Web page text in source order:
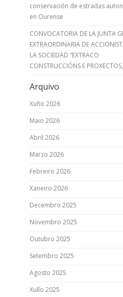
conservación de estradas
en Ourense
CONVOCATORIA DE LA JUNTA
EXTRAORDINARIA DE
LA SOCIEDAD “EXTRACO
CONSTRUCCIÓNS E
Arquivo
Xuño 2026
Maio 2026
Abril 2026
Marzo 2026
Febreiro 2026
Xaneiro 2026
Decembro 2025
Novembro 2025
Outubro 2025
Setembro 2025
Agosto 2025
Xullo 2025